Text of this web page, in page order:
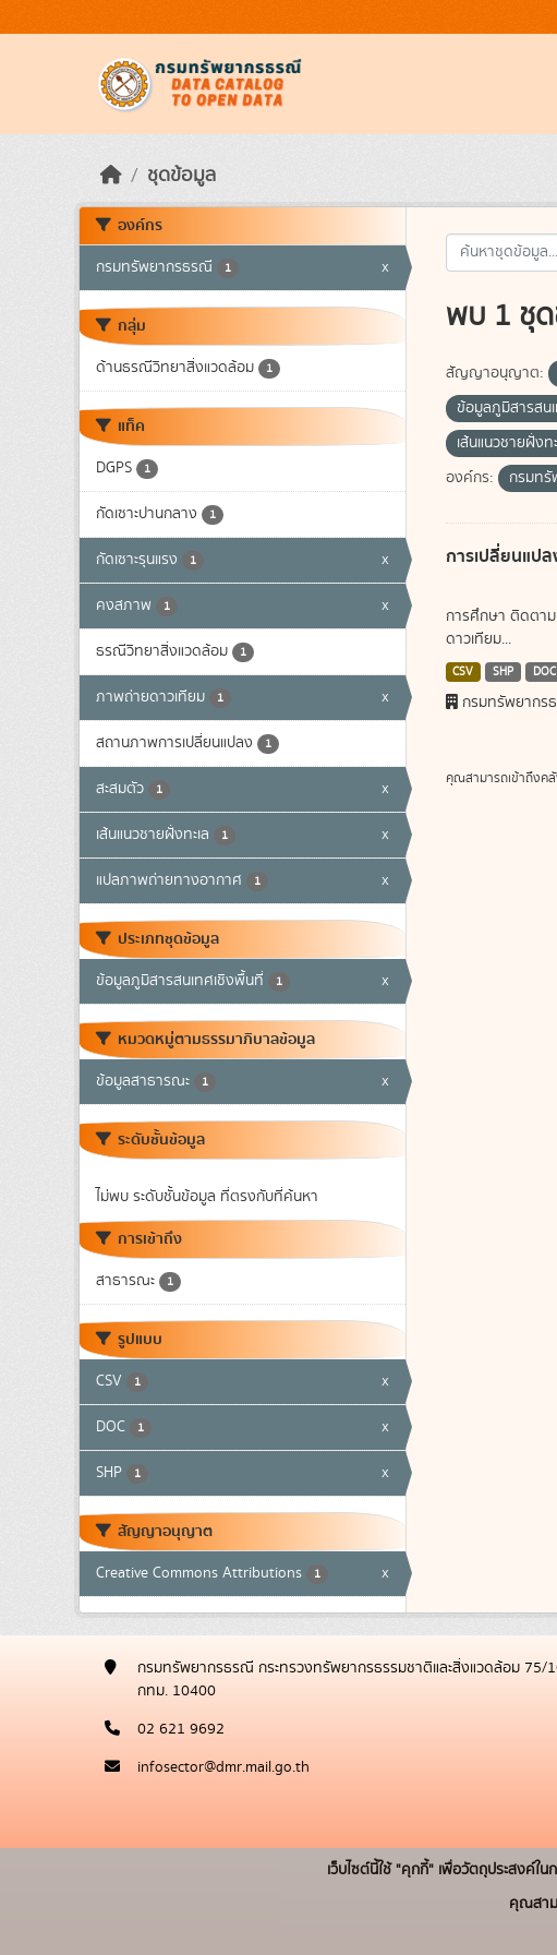
ชุดข้อมูล
องค์กร
กรมทรัพยากรธรณี 1 x
กลุ่ม
ด้านธรณีวิทยาสิ่งแวดล้อม 1
แท็ค
DGPS 1
กัดเซาะปานกลาง 1
กัดเซาะรุนแรง 1 x
คงสภาพ 1 x
ธรณีวิทยาสิ่งแวดล้อม 1
ภาพถ่ายดาวเทียม 1 x
สถานภาพการเปลี่ยนแปลง 1
สะสมตัว 1 x
เส้นแนวชายฝั่งทะเล 1 x
แปลภาพถ่ายทางอากาศ 1 x
ประเภทชุดข้อมูล
ข้อมูลภูมิสารสนเทศเชิงพื้นที่ 1 x
หมวดหมู่ตามธรรมาภิบาลข้อมูล
ข้อมูลสาธารณะ 1 x
ระดับชั้นข้อมูล
ไม่พบ ระดับชั้นข้อมูล ที่ตรงกับที่ค้นหา
การเข้าถึง
สาธารณะ 1
รูปแบบ
CSV 1 x
DOC 1 x
SHP 1 x
สัญญาอนุญาต
Creative Commons Attributions 1 x
พบ 1 ชุ
สัญญาอนุญาต:
ข้อมูลภูมิสารสน
เส้นแนวชายฝั่งท
องค์กร:
กรมท
การเปลี่ยนแปล
การศึกษา ติดตาม
ดาวเทียม...
CSV SHP DOC
กรมทรัพยากร
คุณสามารถเข้าถึงค
กรมทรัพยากรธรณี กระทรวงทรัพยากรธรรมชาติและสิ่งแวดล้อม 75/
กทม. 10400
02 621 9692
infosector@dmr.mail.go.th
เว็บไซต์นี้ใช้ "คุกกี้" เพื่อวัตถุประสงค์
คุณสา